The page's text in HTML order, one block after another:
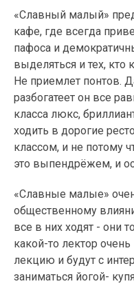
«Славный малый»
кафе, где всегда
пафоса и
выделяться и тех, кто
Не приемлет понтов.
разбогатеет он все
класса люкс,
ходить в дорогие
классом, и не потому
это выпендрёжем, и
«Славные малые»
общественному
все в них ходят - они
какой-то лектор
лекцию и будут с
заниматься йогой-